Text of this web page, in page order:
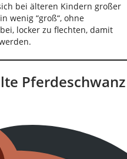
bei älteren Kindern großer
wenig “groß“, ohne
locker zu flechten, damit
Pferdeschwanz